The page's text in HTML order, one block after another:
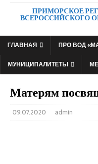
ПРИМОРСКОЕ
ВСЕРОССИЙСКОГО
ГЛАВНАЯ ПРО ВОД
МУНИЦИПАЛИТЕТЫ
Матерям
09.07.2020 admin